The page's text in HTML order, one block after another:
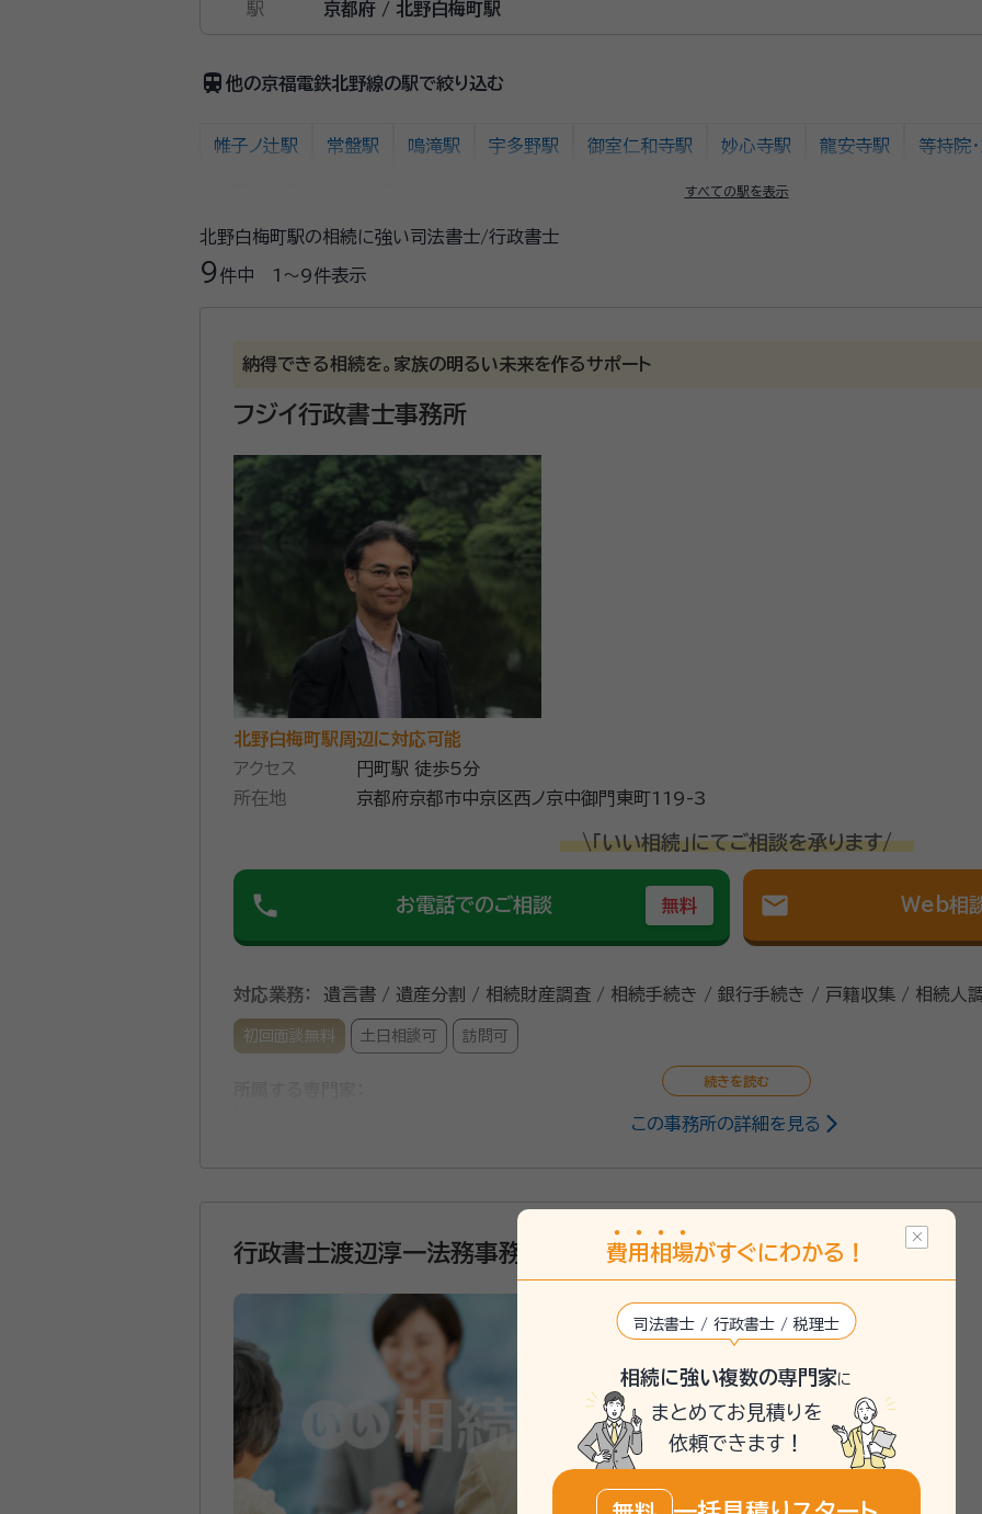
駅 京都府 / 北野白梅町駅
train 他の京福電鉄北野線の駅で絞り込む
すべての駅を表示
帷子ノ辻駅 常盤駅 鳴滝駅 宇多野駅 御室仁和寺駅 妙心寺駅 龍安寺駅 等持院
北野白梅町駅の相続に強い司法書士/行政書士
9 件中 1〜9件表示
納得できる相続を。家族の明るい未来を作るサポート
フジイ行政書士事務所
北野白梅町駅周辺に対応可能
アクセス
円町駅 徒歩5分
所在地
京都府京都市中京区西ノ京中御門東町119-3
\「いい相続」にてご相談を承ります/
phone お電話でのご相談 無料 mail Web相
対応業務： 遺言書 / 遺産分割 / 相続財産調査 / 相続手続き / 銀行手続き / 戸籍収集 / 相続人
初回面談無料 土日相談可 訪問可
果になるように相談対応しております。 遺言書の作成や相続、終活のサポートが専門で、さまざ
ご安心ください。 特に、相続は家族の将来を左右する大切なものと考え、ご遺族が争い合うことがない形で遺言書を作成できる
ようにしております。1家族の将来のために、誰もが納得できる遺言書を作成したい方をはじめ
気軽にご相談ください。
資格等：
所属団体：
京都府行政書士会
この事務所の詳細を見る
行政書士渡辺淳一法務事務所 費用 相場がすぐにわかる！
司法書士 / 行政書士 / 税理士
相続に強い複数の専門家に
まとめてお見積りを
依頼できます！